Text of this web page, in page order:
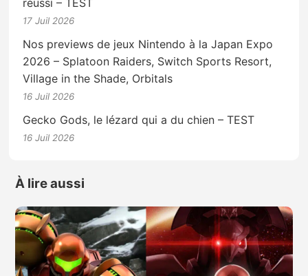
réussi – TEST
17 Juil 2026
Nos previews de jeux Nintendo à la Japan Expo
2026 – Splatoon Raiders, Switch Sports Resort,
Village in the Shade, Orbitals
16 Juil 2026
Gecko Gods, le lézard qui a du chien – TEST
16 Juil 2026
À lire aussi